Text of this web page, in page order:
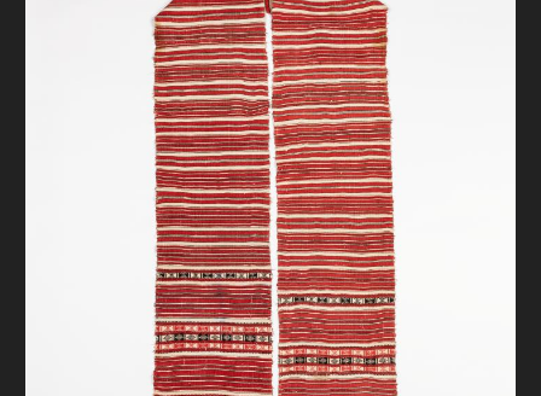
ОНЛАЙН-КРАМНИЦЯ
ПІДТРИМАТИ